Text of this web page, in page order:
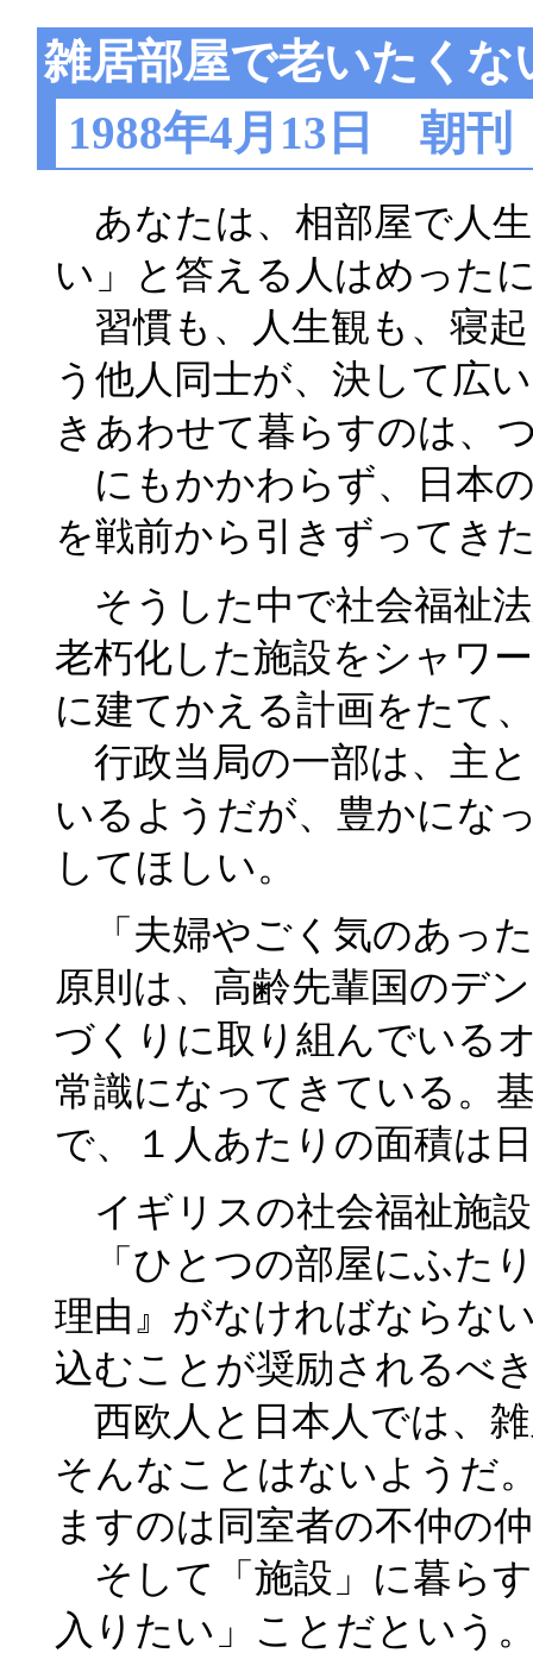
雑居部屋で老いたくな
1988年4月13日 朝刊
あなたは、相部屋で人
い」と答える人はめった
習慣も、人生観も、寝
う他人同士が、決して広
きあわせて暮らすのは、
にもかかわらず、日本
を戦前から引きずってき
そうした中で社会福祉
老朽化した施設をシャワ
に建てかえる計画をたて
行政当局の一部は、主
いるようだが、豊かにな
してほしい。
「夫婦やごく気のあっ
原則は、高齢先輩国のデ
づくりに取り組んでいる
常識になってきている。
で、１人あたりの面積は
イギリスの社会福祉施
「ひとつの部屋にふた
理由』がなければならな
込むことが奨励されるべ
西欧人と日本人では、
そんなことはないようだ
ますのは同室者の不仲の
そして「施設」に暮ら
入りたい」ことだという